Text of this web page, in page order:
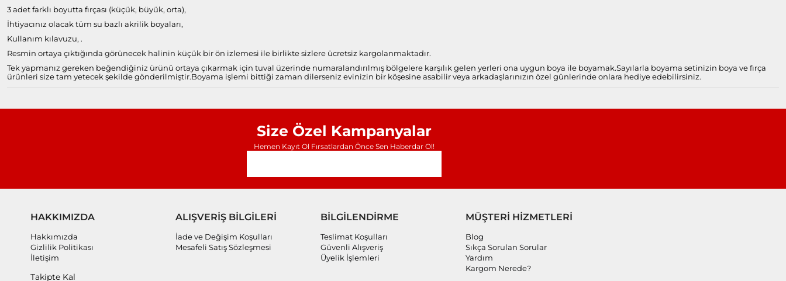
3 adet farklı boyutta fırçası (küçük, büyük, orta),
İhtiyacınız olacak tüm su bazlı akrilik boyaları,
Kullanım kılavuzu, .
Resmin ortaya çıktığında görünecek halinin küçük bir ön izlemesi ile birlikte sizlere ücretsiz kargolanmaktadır.
Tek yapmanız gereken beğendiğiniz ürünü ortaya çıkarmak için tuval üzerinde numaralandırılmış bölgelere karşılık gelen yerleri ona uygun boya ile boyamak.Sayılarla boyama setinizin boya ve fırça
ürünleri size tam yetecek şekilde gönderilmiştir.Boyama işlemi bittiği zaman dilerseniz evinizin bir köşesine asabilir veya arkadaşlarınızın özel günlerinde onlara hediye edebilirsiniz.
Size Özel Kampanyalar
Hemen Kayıt Ol Fırsatlardan Önce Sen Haberdar Ol!
HAKKIMIZDA
Hakkımızda
Gizlilik Politikası
İletişim
Takipte Kal
ALIŞVERİŞ BİLGİLERİ
İade ve Değişim Koşulları
Mesafeli Satış Sözleşmesi
BİLGİLENDİRME
Teslimat Koşulları
Güvenli Alışveriş
Üyelik İşlemleri
MÜŞTERİ HİZMETLERİ
Blog
Sıkça Sorulan Sorular
Yardım
Kargom Nerede?